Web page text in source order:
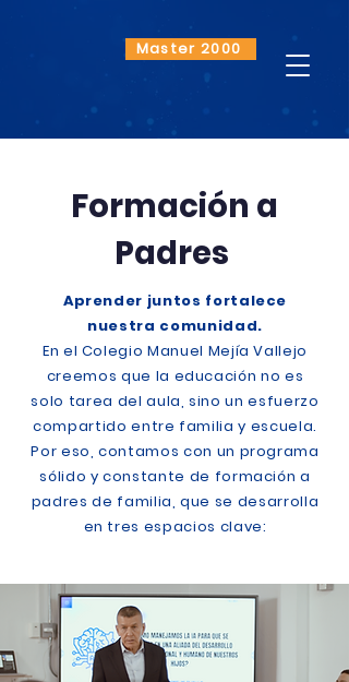
Master 2000
Formación a
Padres
Aprender juntos fortalece
nuestra comunidad.
En el Colegio Manuel Mejía Vallejo
creemos que la educación no es
solo tarea del aula, sino un esfuerzo
compartido entre familia y escuela.
Por eso, contamos con un programa
sólido y constante de formación a
padres de familia, que se desarrolla
en tres espacios clave: